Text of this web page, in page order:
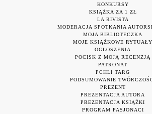
KONKURSY
KSIĄŻKA ZA 1 ZŁ
LA RIVISTA
MODERACJA SPOTKANIA
MOJA BIBLIOTECZKA
MOJE KSIĄŻKOWE RYTUAŁY
OGŁOSZENIA
POCISK Z MOJĄ RECENZJĄ
PATRONAT
PCHLI TARG
PODSUMOWANIE
PREZENT
PREZENTACJA AUTORA
PREZENTACJA KSIĄŻKI
PROGRAM PASJONACI